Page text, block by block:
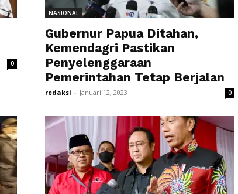
0
NASIONAL
Gubernur Papua Ditahan,
Kemendagri Pastikan
Penyelenggaraan
Pemerintahan Tetap Berjalan
redaksi - Januari 12, 2023 0